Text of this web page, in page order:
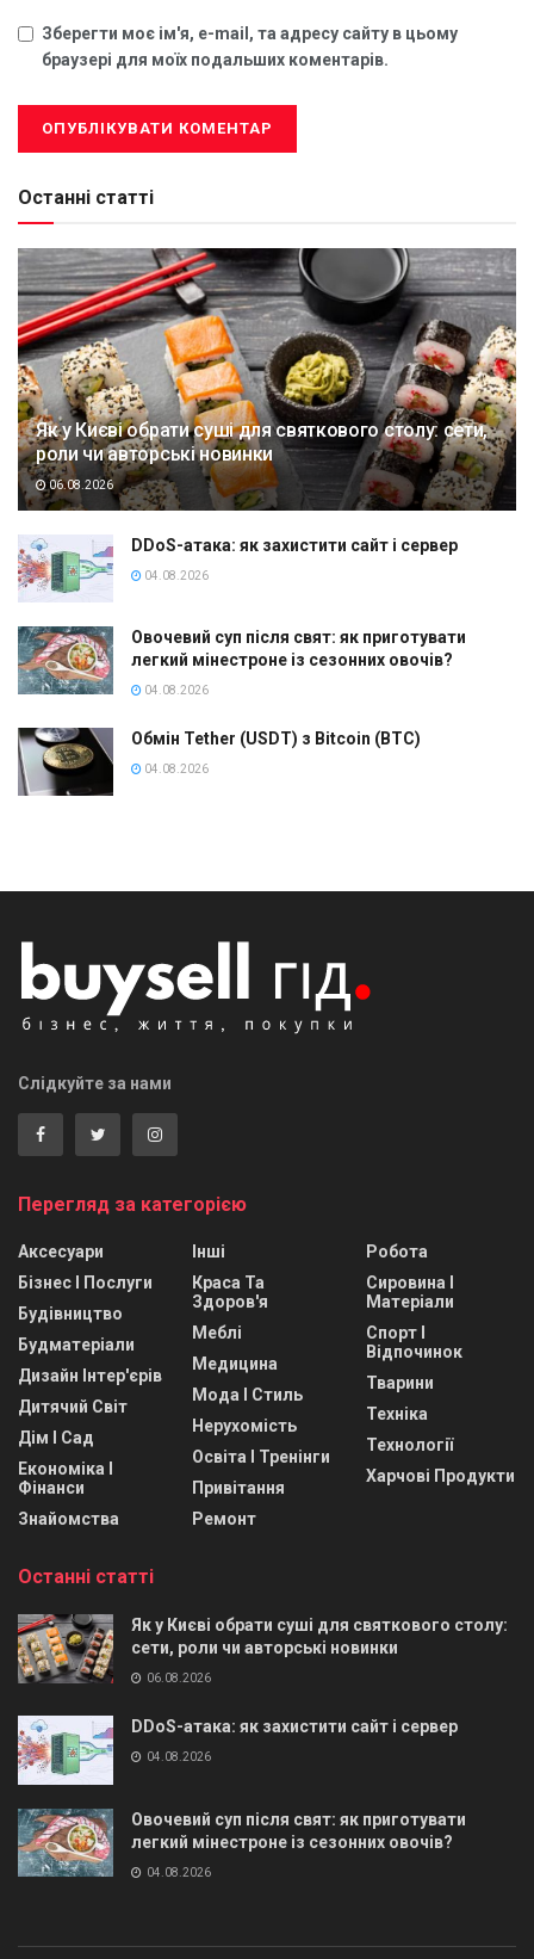
Зберегти моє ім'я, e-mail, та адресу сайту в цьому
браузері для моїх подальших коментарів.
Останні статті
Як у Києві обрати суші для святкового столу: сети,
роли чи авторські новинки
06.08.2026
DDoS-атака: як захистити сайт і сервер
04.08.2026
Овочевий суп після свят: як приготувати
легкий мінестроне із сезонних овочів?
04.08.2026
Обмін Tether (USDT) з Bitcoin (BTC)
04.08.2026
Слідкуйте за нами
Перегляд за категорією
Аксесуари
Бізнес І Послуги
Будівництво
Будматеріали
Дизайн Інтер'єрів
Дитячий Світ
Дім І Сад
Економіка І
Фінанси
Знайомства
Інші
Краса Та
Здоров'я
Меблі
Медицина
Мода І Стиль
Нерухомість
Освіта І Тренінги
Привітання
Ремонт
Робота
Сировина І
Матеріали
Спорт І
Відпочинок
Тварини
Техніка
Технології
Харчові Продукти
Останні статті
Як у Києві обрати суші для святкового столу:
сети, роли чи авторські новинки
06.08.2026
DDoS-атака: як захистити сайт і сервер
04.08.2026
Овочевий суп після свят: як приготувати
легкий мінестроне із сезонних овочів?
04.08.2026